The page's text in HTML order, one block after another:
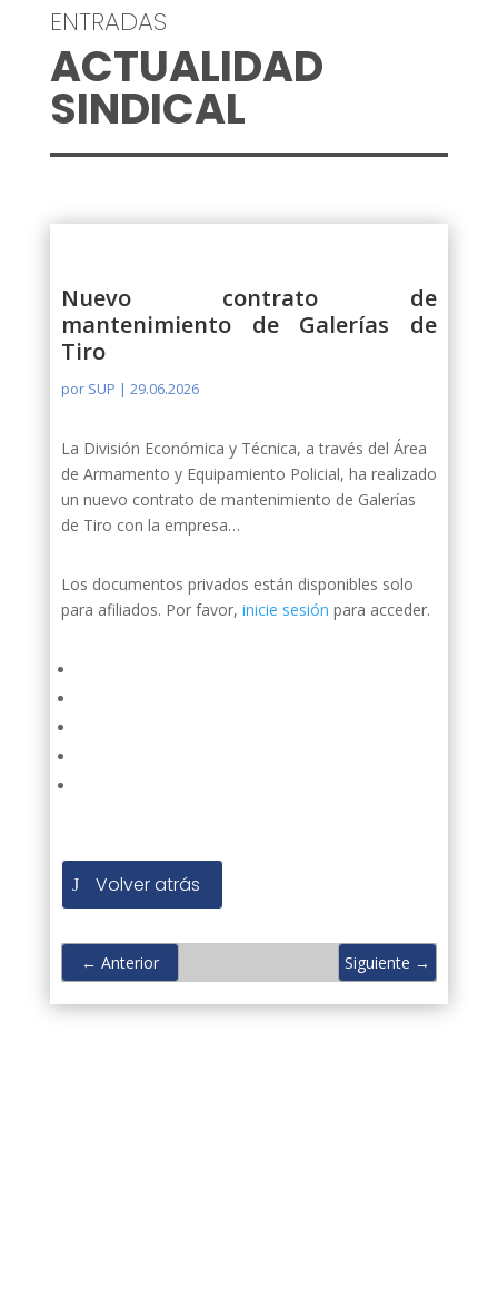
ENTRADAS
ACTUALIDAD
SINDICAL
Nuevo contrato de
mantenimiento de Galerías de
Tiro
por SUP | 29.06.2026
La División Económica y Técnica, a través del Área
de Armamento y Equipamiento Policial, ha realizado
un nuevo contrato de mantenimiento de Galerías
de Tiro con la empresa…
Los documentos privados están disponibles solo
para afiliados. Por favor, inicie sesión para acceder.
Volver atrás
← Anterior Siguiente →